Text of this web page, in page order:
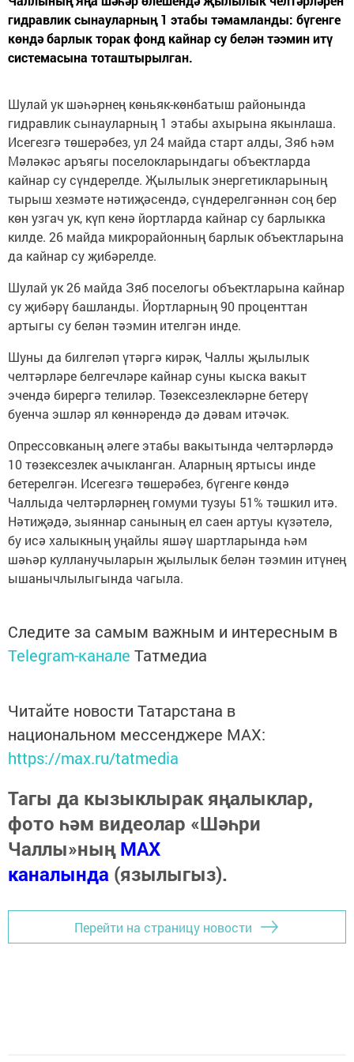
гидравлик сынауларның 1 этабы тәмамланды: бүгенге
көндә барлык торак фонд кайнар су белән тәэмин итү
системасына тоташтырылган.
Шулай ук шәһәрнең көньяк-көнбатыш районында
гидравлик сынауларның 1 этабы ахырына якынлаша.
Исегезгә төшерәбез, ул 24 майда старт алды, Зяб һәм
Мәләкәс аръягы поселокларындагы объектларда
кайнар су сүндерелде. Җылылык энергетикларының
тырыш хезмәте нәтиҗәсендә, сүндерелгәннән соң бер
көн узгач ук, күп кенә йортларда кайнар су барлыкка
килде. 26 майда микрорайонның барлык объектларына
да кайнар су җибәрелде.
Шулай ук 26 майда Зяб поселогы объектларына кайнар
су җибәрү башланды. Йортларның 90 проценттан
артыгы су белән тәэмин ителгән инде.
Шуны да билгеләп үтәргә кирәк, Чаллы җылылык
челтәрләре белгечләре кайнар суны кыска вакыт
эчендә бирергә телиләр. Төзексезлекләрне бетерү
буенча эшләр ял көннәрендә дә дәвам итәчәк.
Опрессовканың әлеге этабы вакытында челтәрләрдә
10 төзексезлек ачыкланган. Аларның яртысы инде
бетерелгән. Исегезгә төшерәбез, бүгенге көндә
Чаллыда челтәрләрнең гомуми тузуы 51% тәшкил итә.
Нәтиҗәдә, зыяннар санының ел саен артуы күзәтелә,
бу исә халыкның уңайлы яшәү шартларында һәм
шәһәр кулланучыларын җылылык белән тәэмин итүнең
ышанычлылыгында чагыла.
Следите за самым важным и интересным в
Telegram-канале Татмедиа
Читайте новости Татарстана в
национальном мессенджере MАХ:
https://max.ru/tatmedia
Тагы да кызыклырак яңалыклар,
фото һәм видеолар «Шәһри
Чаллы»ныңMAX
каналында (язылыгыз).
Перейти на страницу новости